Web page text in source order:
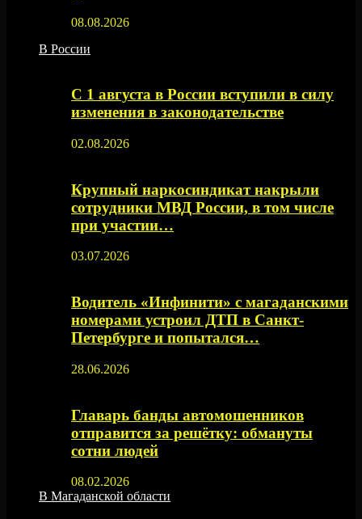
08.08.2026
В России
С 1 августа в России вступили в силу
изменения в законодательстве
02.08.2026
Крупный наркосиндикат накрыли
сотрудники МВД России, в том числе
при участии…
03.07.2026
Водитель «Инфинити» с магаданскими
номерами устроил ДТП в Санкт-
Петербурге и попытался…
28.06.2026
Главарь банды автомошенников
отправится за решётку: обмануты
сотни людей
08.02.2026
В Магаданской области